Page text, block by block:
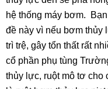
hệ thống máy bơm.
đề này vì nếu bơm thủy
trì trệ, gây tổn thất rất
cổ phần phụ tùng
thủy lực, ruột mô tơ cho